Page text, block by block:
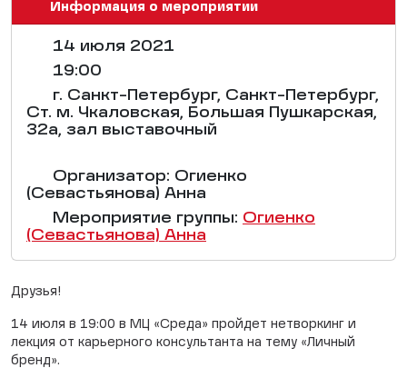
Информация о мероприятии
14 июля 2021
19:00
г. Санкт-Петербург, Санкт-Петербург,
Ст. м. Чкаловская, Большая Пушкарская,
32а, зал выставочный
Организатор: Огиенко
(Севастьянова) Анна
Мероприятие группы: Огиенко
(Севастьянова) Анна
Друзья!
14 июля в 19:00 в МЦ «Среда» пройдет нетворкинг и
лекция от карьерного консультанта на тему «Личный
бренд».